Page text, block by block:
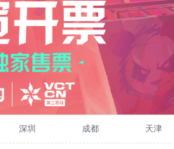
深圳 成都 天津